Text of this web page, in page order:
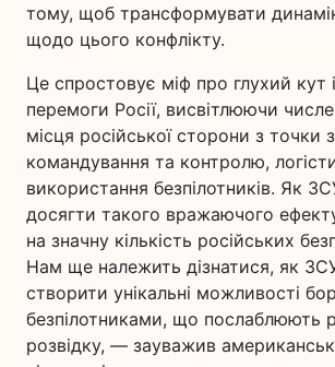
тому, щоб трансформувати
щодо цього конфлікту.
Це спростовує міф про глухий кут
перемоги Росії, висвітлюючи
місця російської сторони з точки
командування та контролю,
використання безпілотників. Як
досягти такого вражаючого
на значну кількість російських
Нам ще належить дізнатися, як
створити унікальні можливості
безпілотниками, що послаблюють
розвідку, — зауважив